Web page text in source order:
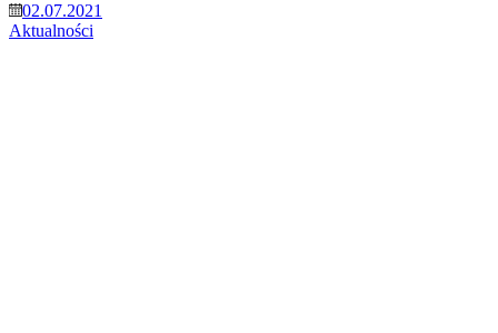
02.07.2021
Aktualności